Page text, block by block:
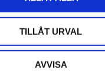
TILLÅT URVAL
AVVISA
att
med appen LEGO®
specifikationer